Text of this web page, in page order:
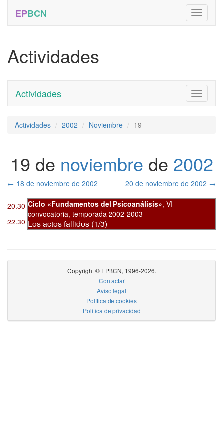
EPBCN
Actividades
Toggle
Actividades
Actividades 2002 Noviembre 19
19 de noviembre de 2002
← 18 de noviembre de 2002 20 de noviembre de 2002 →
20.30 Ciclo «Fundamentos del Psicoanálisis», VI
convocatoria, temporada 2002-2003
Los actos fallidos (1/3)
22.30
Copyright © EPBCN, 1996-2026.
Contactar
Aviso legal
Política de cookies
Política de privacidad